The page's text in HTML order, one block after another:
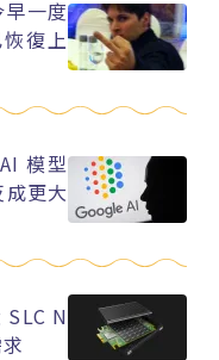
一度
復上
模型
更大
N